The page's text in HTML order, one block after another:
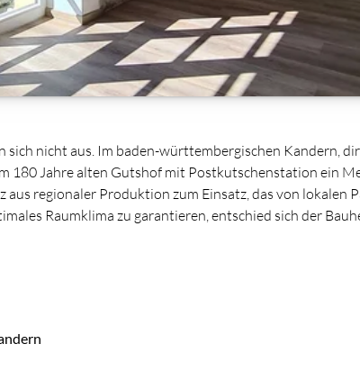
nicht aus. Im baden-württembergischen Kandern,
180 Jahre alten Gutshof mit Postkutschenstation ein
regionaler Produktion zum Einsatz, das von
Raumklima zu garantieren, entschied sich der